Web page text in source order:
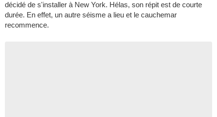
décidé de s'installer à New York. Hélas, son répit est de courte
durée. En effet, un autre séisme a lieu et le cauchemar
recommence.